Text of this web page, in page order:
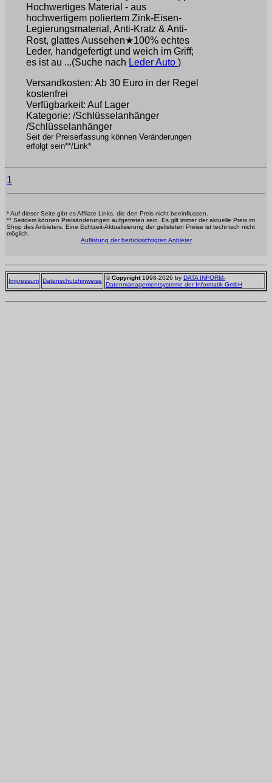
Hochwertiges Material - aus
hochwertigem poliertem Zink-Eisen-
Legierungsmaterial, Anti-Kratz & Anti-
Rost, glattes Aussehen★100% echtes
Leder, handgefertigt und weich im Griff;
es ist au ...(Suche nach Leder Auto )
Versandkosten: Ab 30 Euro in der Regel
kostenfrei
Verfügbarkeit: Auf Lager
Kategorie: /Schlüsselanhänger
/Schlüsselanhänger
Seit der Preiserfassung können Veränderungen
erfolgt sein**/Link*
1
* Auf dieser Seite gibt es Affilate Links, die den Preis nicht beeinflussen.
** Seitdem können Preisänderungen aufgetreten sein. Es gilt immer der aktuelle Preis im
Shop des Anbieters. Eine Echtzeit-Aktualisierung der gelisteten Preise ist technisch nicht
möglich.
Auflistung der berücksichtigten Anbieter
Impressum Datenschutzhinweise ©Copyright1998-2026 by DATA INFORM-
Datenmanagementsysteme der Informatik GmbH